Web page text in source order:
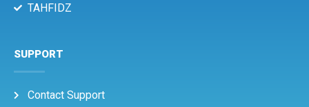
TAHFIDZ
SUPPORT
Contact Support